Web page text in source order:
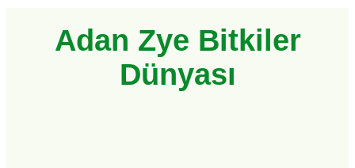
Adan Zye Bitkiler
Dünyası